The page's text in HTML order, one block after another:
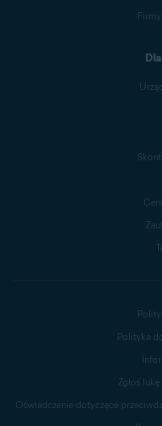
Polityka
Zgłoś
Oświadczenie dotyczące